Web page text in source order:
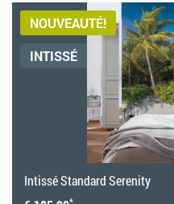
NOUVEAUTÉ!
INTISSÉ
Intissé Standard Serenity
*